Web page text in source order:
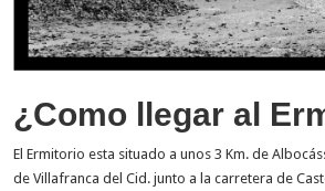
¿Como llegar al
El Ermitorio esta situado a unos 3 Km. de
de Villafranca del Cid. junto a la carretera de